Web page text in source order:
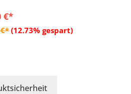
€*
(12.73% gespart)
In den Warenkorb